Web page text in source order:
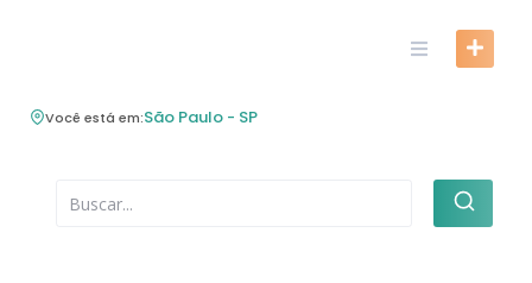
Você está em:São Paulo - SP